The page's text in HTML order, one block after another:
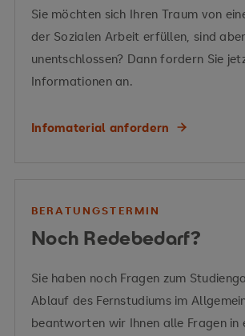
Extremismusprävention
Kriminalität
und Schutzfaktoren
Sie möchten sich Ihren Traum von
der Sozialen Arbeit erfüllen, sind
unentschlossen? Dann fordern Sie
Informationen an.
Infomaterial anfordern
BERATUNGSTERMIN
Noch Redebedarf?
Sie haben noch Fragen zum
Ablauf des Fernstudiums im
beantworten wir Ihnen alle Fragen in